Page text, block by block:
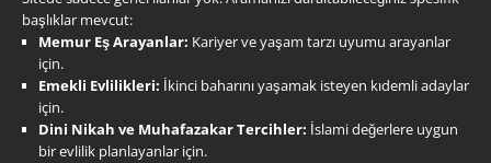
başlıklar mevcut:
Memur Eş Arayanlar: Kariyer ve yaşam tarzı uyumu arayanlar
için.
Emekli Evlilikleri: İkinci baharını yaşamak isteyen kıdemli adaylar
için.
Dini Nikah ve Muhafazakar Tercihler: İslami değerlere uygun
bir evlilik planlayanlar için.